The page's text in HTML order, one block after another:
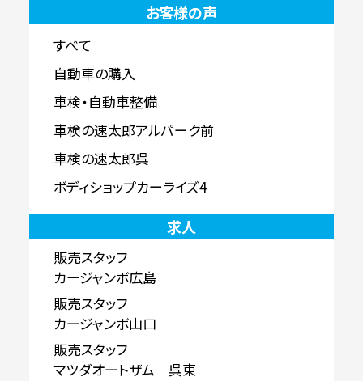
お客様の声
すべて
自動車の購入
車検・自動車整備
車検の速太郎アルパーク前
車検の速太郎呉
ボディショップカーライズ4
求人
販売スタッフ
カージャンボ広島
販売スタッフ
カージャンボ山口
販売スタッフ
マツダオートザム 呉東